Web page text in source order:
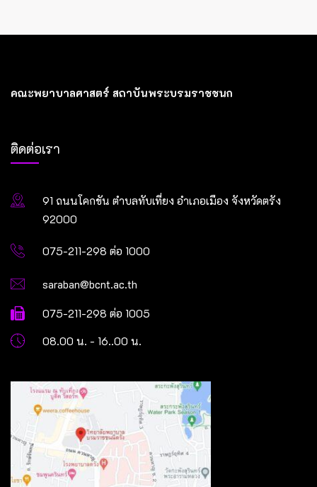
คณะพยาบาลศาสตร์ สถาบันพระบรมราชชนก
ติดต่อเรา
91 ถนนโคกขัน ตำบลทับเที่ยง อำเภอเมือง จังหวัดตรัง
92000
075-211-298 ต่อ 1000
saraban@bcnt.ac.th
075-211-298 ต่อ 1005
08.00 น. - 16..00 น.